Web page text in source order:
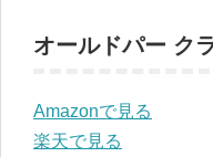
オールドパー ク
Amazonで見る
楽天で見る